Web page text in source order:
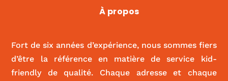
À propos
Fort de six années d’expérience, nous sommes fiers
d’être la référence en matière de service kid-
friendly de qualité. Chaque adresse et chaque